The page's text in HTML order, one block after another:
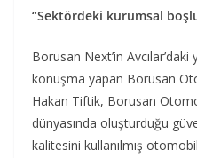
“Sektördeki kurumsal
Borusan Next’in Avcılar’daki
konuşma yapan Borusan
Hakan Tiftik, Borusan
dünyasında oluşturduğu
kalitesini kullanılmış